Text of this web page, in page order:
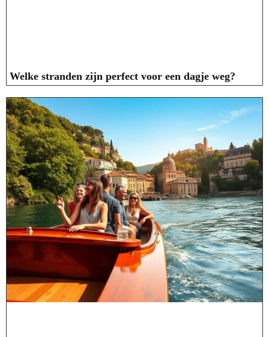
Welke stranden zijn perfect voor een dagje weg?